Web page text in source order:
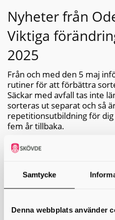
Samtycke
Denna webbplats använder
Nyheter från
Viktiga
2025
Från och med den 5 maj
rutiner för att förbättra
Säckar med avfall tas inte
sorteras ut separat och så
repetitionsutbildning för
fem år tillbaka.
Sortera säcken – vi
Från och med den 5 maj 2025
sorteras och läggas löst i rätt